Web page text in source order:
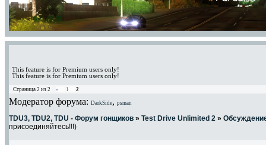
This feature is for Premium users only!
This feature is for Premium users only!
Страница 2 из 2 « 1 2
Модератор форума: DarkSide, psman
TDU3, TDU2, TDU - Форум гонщиков » Test Drive Unlimited 2 »
присоединяйтесь!!!)